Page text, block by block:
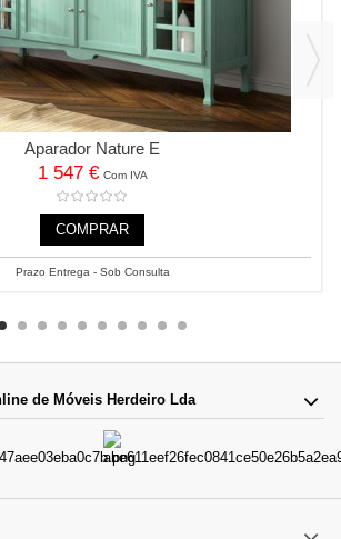
Aparador Nature E
1 547 € Com IVA
COMPRAR
Prazo Entrega - Sob Consulta
de Móveis Herdeiro Lda